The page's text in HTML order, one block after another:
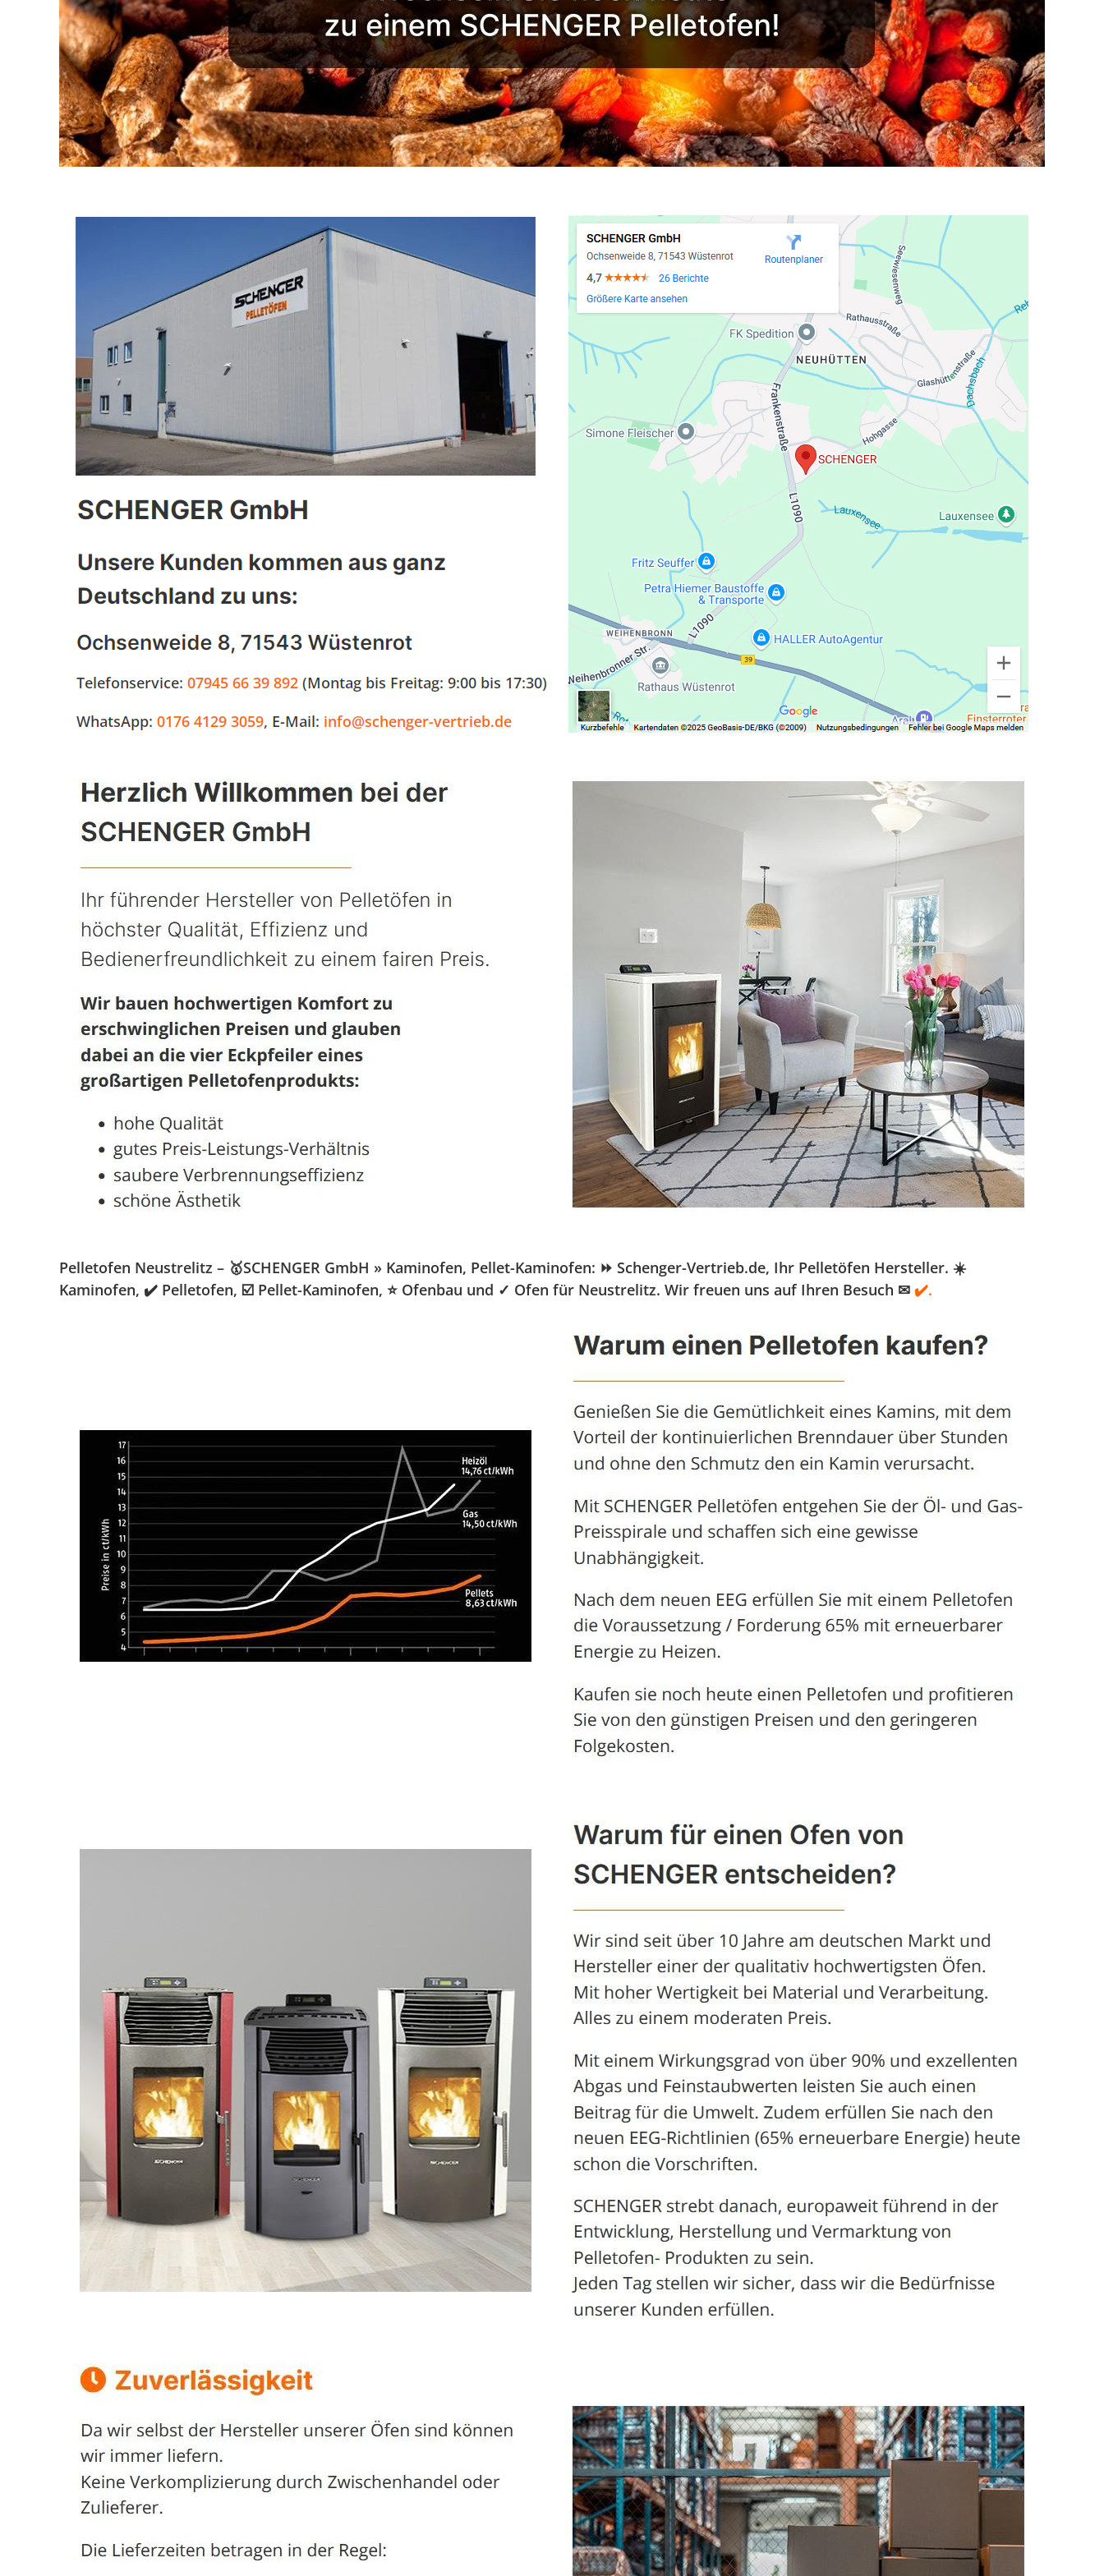
Pelletofen Neustrelitz – 🥇SCHENGER GmbH » Kaminofen, Pellet-Kaminofen: ⏩ Schenger-Vertrieb.de, Ihr Pelletöfen Hersteller. ☀️
Kaminofen, ✔️ Pelletofen, ☑️ Pellet-Kaminofen, ⭐ Ofenbau und ✓ Ofen für Neustrelitz. Wir freuen uns auf Ihren Besuch ✉ ✔️.